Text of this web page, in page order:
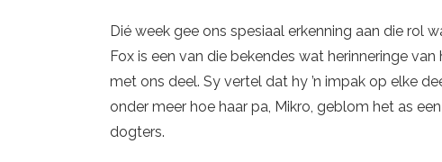
Dié week gee ons spesiaal erkenning aan die rol
Fox is een van die bekendes wat herinneringe
met ons deel. Sy vertel dat hy ’n impak op elke
onder meer hoe haar pa, Mikro, geblom het as
dogters.